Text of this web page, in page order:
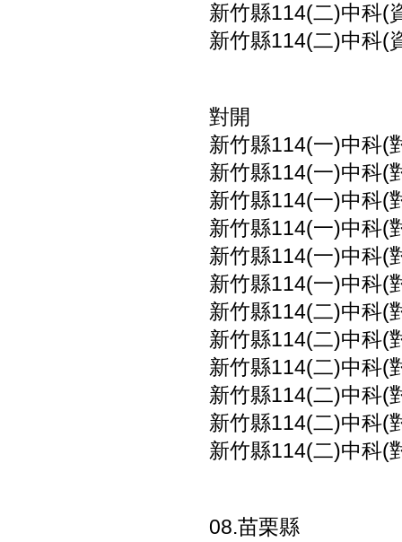
新竹縣114(二)中科(
新竹縣114(二)中科(
對開
新竹縣114(一)中科(
新竹縣114(一)中科(
新竹縣114(一)中科(
新竹縣114(一)中科(
新竹縣114(一)中科(
新竹縣114(一)中科(
新竹縣114(二)中科(
新竹縣114(二)中科(
新竹縣114(二)中科(
新竹縣114(二)中科(
新竹縣114(二)中科(
新竹縣114(二)中科(
08.苗栗縣